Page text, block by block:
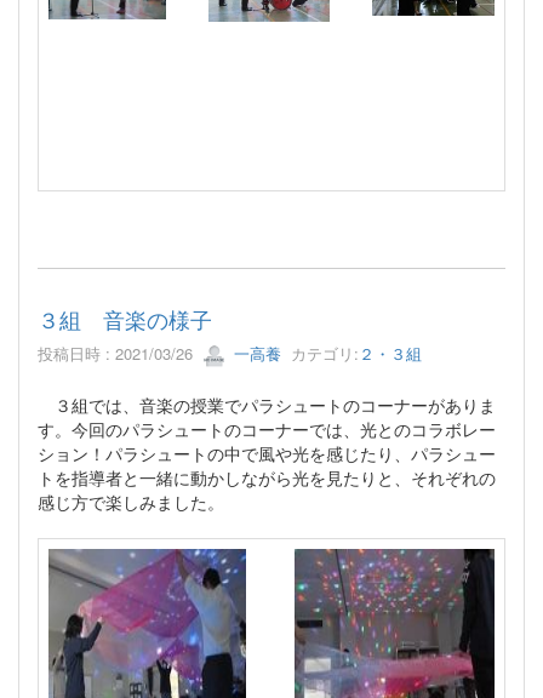
３組 音楽の様子
投稿日時 : 2021/03/26 一高養 カテゴリ: ２・３組
３組では、音楽の授業でパラシュートのコーナーがありま
す。今回のパラシュートのコーナーでは、光とのコラボレー
ション！パラシュートの中で風や光を感じたり、パラシュー
トを指導者と一緒に動かしながら光を見たりと、それぞれの
感じ方で楽しみました。